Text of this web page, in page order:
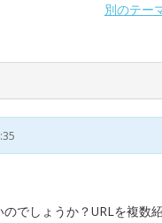
別のテー
でしょうか？URLを複数